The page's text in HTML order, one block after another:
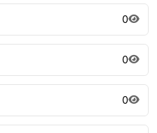
0
0
0